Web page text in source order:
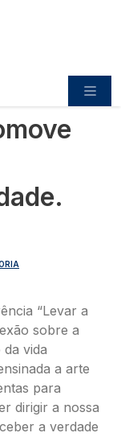
sobre
“Levar a
sobre a
vida
a arte
para
dirigir a nossa
a verdade